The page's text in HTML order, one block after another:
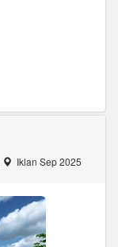
Iklan Sep 2025